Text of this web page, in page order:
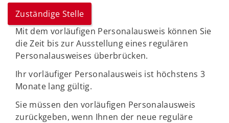
Zuständige Stelle
Mit dem vorläufigen Personalausweis können Sie
die Zeit bis zur Ausstellung eines regulären
Personalausweises überbrücken.
Ihr vorläufiger Personalausweis ist höchstens 3
Monate lang gültig.
Sie müssen den vorläufigen Personalausweis
zurückgeben, wenn Ihnen der neue reguläre